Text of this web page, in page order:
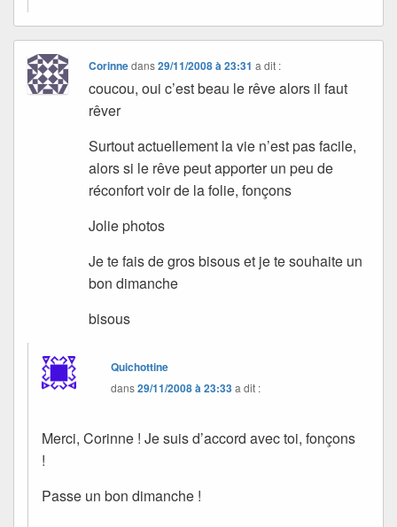
Corinnedans29/11/2008 à 23:31 a dit :
coucou, oui c’est beau le rêve alors il faut
rêver
Surtout actuellement la vie n’est pas facile,
alors si le rêve peut apporter un peu de
réconfort voir de la folie, fonçons
Jolie photos
Je te fais de gros bisous et je te souhaite un
bon dimanche
bisous
Quichottine
dans29/11/2008 à 23:33a dit :
Merci, Corinne ! Je suis d’accord avec toi, fonçons
!
Passe un bon dimanche !